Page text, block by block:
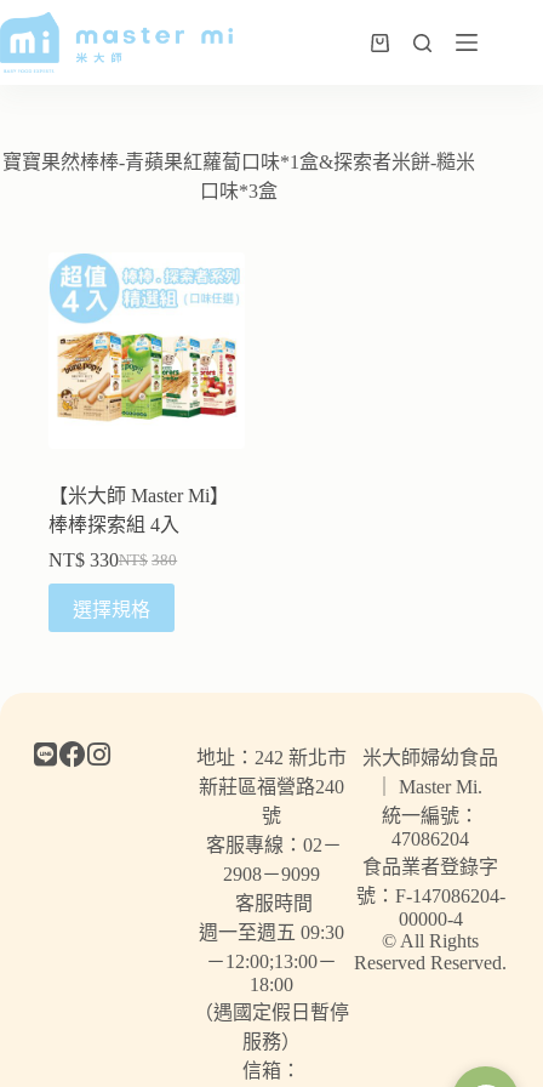
寶寶果然棒棒-青蘋果紅蘿蔔口味*1盒&探索者米餅-糙米
口味*3盒
【米大師 Master Mi】
棒棒探索組 4入
NT$ 380
NT$ 330
選擇規格
米大師婦幼食品
｜ Master Mi.
統一編號：
47086204
食品業者登錄字
號：F-147086204-
00000-4
© All Rights
Reserved Reserved.
地址：242 新北市
新莊區福營路240
號
客服專線：02－
2908－9099
客服時間
週一至週五 09:30
－12:00;13:00－
18:00
（遇國定假日暫停
服務）
信箱：